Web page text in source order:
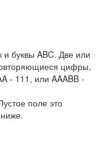
и буквы ABC. Две или
цифры,
- 111 , или AAABB -
поле это